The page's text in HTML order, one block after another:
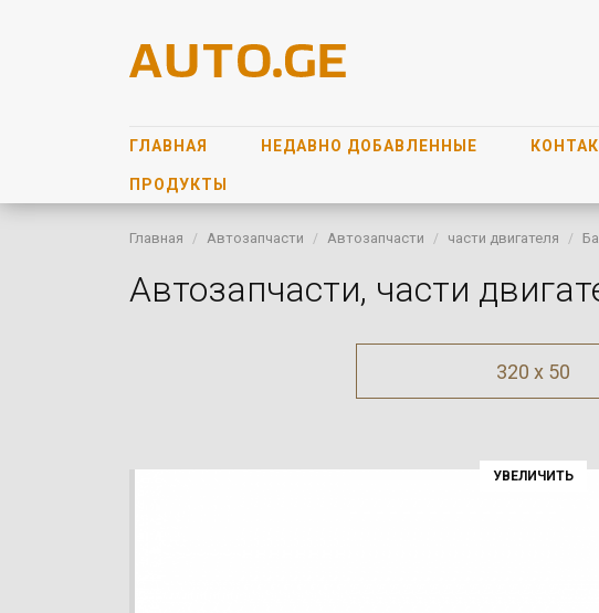
ГЛАВНАЯ НЕДАВНО ДОБАВЛЕННЫЕ
ПРОДУКТЫ
Главная Автозапчасти Автозапчасти части двигателя
Автозапчасти, части
320 x 50
УВЕЛИЧИТЬ